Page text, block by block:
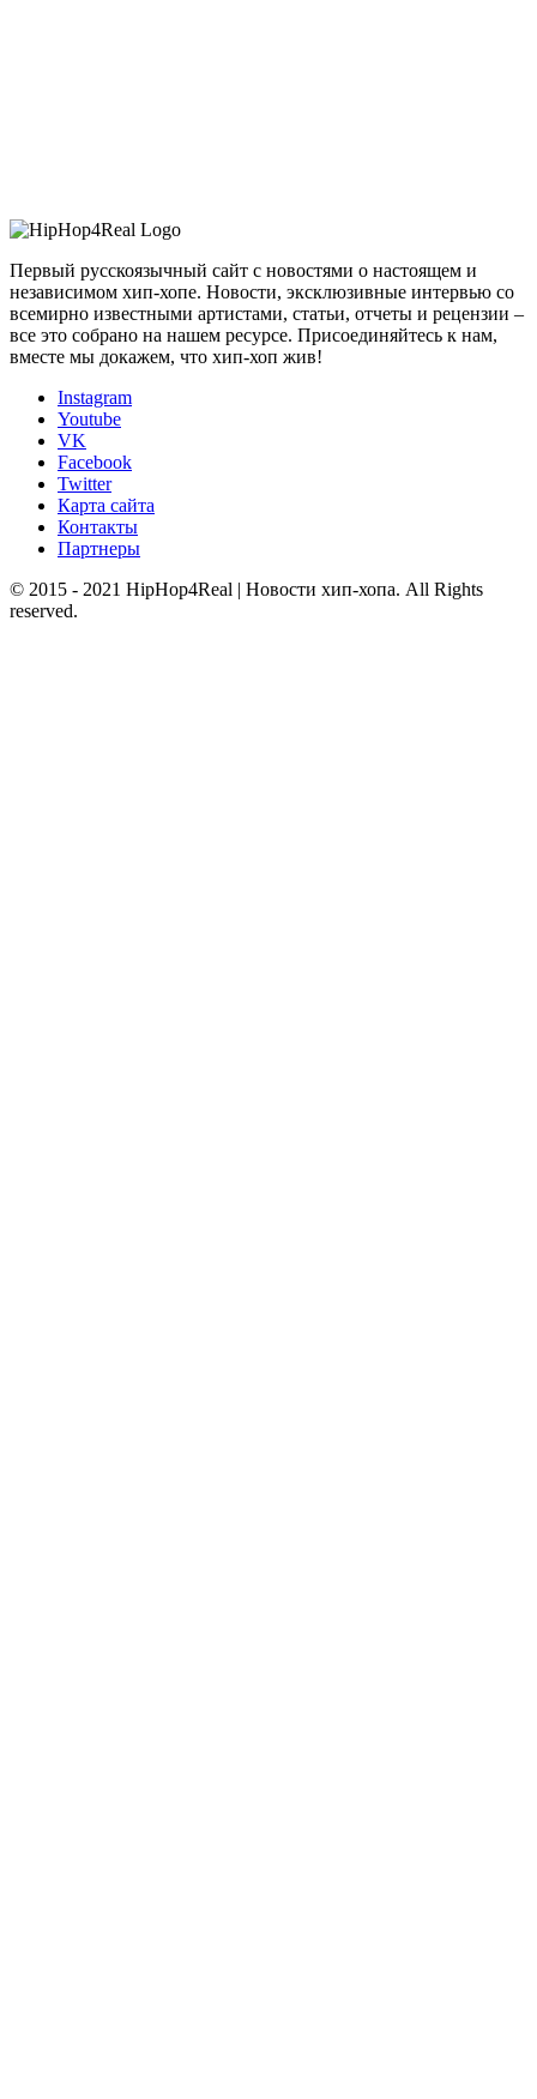
Первый русскоязычный сайт с новостями о настоящем и
независимом хип-хопе. Новости, эксклюзивные интервью со
всемирно известными артистами, статьи, отчеты и рецензии –
все это собрано на нашем ресурсе. Присоединяйтесь к нам,
вместе мы докажем, что хип-хоп жив!
Instagram
Youtube
VK
Facebook
Twitter
Карта сайта
Контакты
Партнеры
© 2015 - 2021 HipHop4Real | Новости хип-хопа. All Rights
reserved.